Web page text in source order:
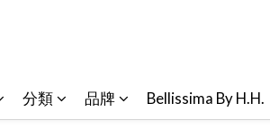
分類 品牌 Bellissima By H.H.